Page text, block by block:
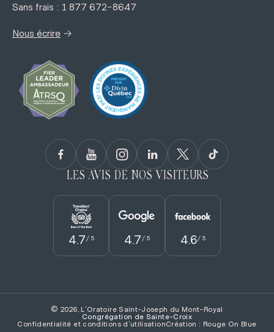
LES AVIS DE NOS VISITEURS
4.7 / 5 4.7 / 5 4.6/ 5
Sans frais : 1 877 672-8647
Nous écrire →
© 2026, L'Oratoire Saint-Joseph du Mont-Royal
Congrégation de Sainte­-Croix
Confidentialité et conditions d’utilisationCréation : Rouge On Blue